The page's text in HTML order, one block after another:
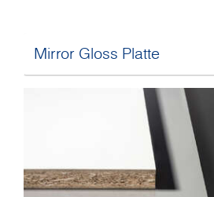
Mirror Gloss Platte